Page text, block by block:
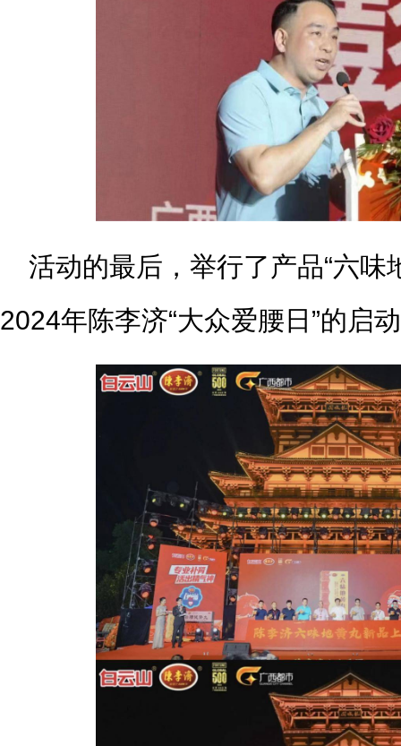
活动的最后，举行了产品“六味
2024年陈李济“大众爱腰日”的启